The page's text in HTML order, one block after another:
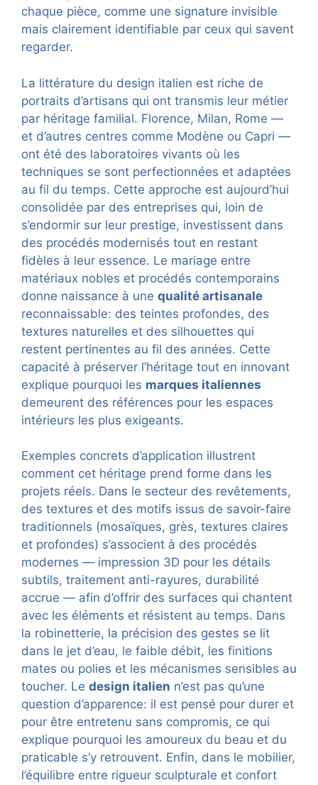
chaque pièce, comme une signature invisible
mais clairement identifiable par ceux qui savent
regarder.
La littérature du design italien est riche de
portraits d’artisans qui ont transmis leur métier
par héritage familial. Florence, Milan, Rome —
et d’autres centres comme Modène ou Capri —
ont été des laboratoires vivants où les
techniques se sont perfectionnées et adaptées
au fil du temps. Cette approche est aujourd’hui
consolidée par des entreprises qui, loin de
s’endormir sur leur prestige, investissent dans
des procédés modernisés tout en restant
fidèles à leur essence. Le mariage entre
matériaux nobles et procédés contemporains
donne naissance à une qualité artisanale
reconnaissable: des teintes profondes, des
textures naturelles et des silhouettes qui
restent pertinentes au fil des années. Cette
capacité à préserver l’héritage tout en innovant
explique pourquoi les marques italiennes
demeurent des références pour les espaces
intérieurs les plus exigeants.
Exemples concrets d’application illustrent
comment cet héritage prend forme dans les
projets réels. Dans le secteur des revêtements,
des textures et des motifs issus de savoir-faire
traditionnels (mosaïques, grès, textures claires
et profondes) s’associent à des procédés
modernes — impression 3D pour les détails
subtils, traitement anti-rayures, durabilité
accrue — afin d’offrir des surfaces qui chantent
avec les éléments et résistent au temps. Dans
la robinetterie, la précision des gestes se lit
dans le jet d’eau, le faible débit, les finitions
mates ou polies et les mécanismes sensibles au
toucher. Le design italien n’est pas qu’une
question d’apparence: il est pensé pour durer et
pour être entretenu sans compromis, ce qui
explique pourquoi les amoureux du beau et du
praticable s’y retrouvent. Enfin, dans le mobilier,
l’équilibre entre rigueur sculpturale et confort